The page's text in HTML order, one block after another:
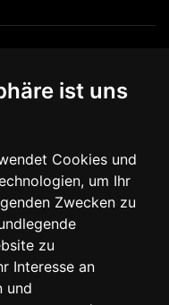
ist uns
Cookies und
um Ihr
Zwecken zu
zu
Interesse an
und